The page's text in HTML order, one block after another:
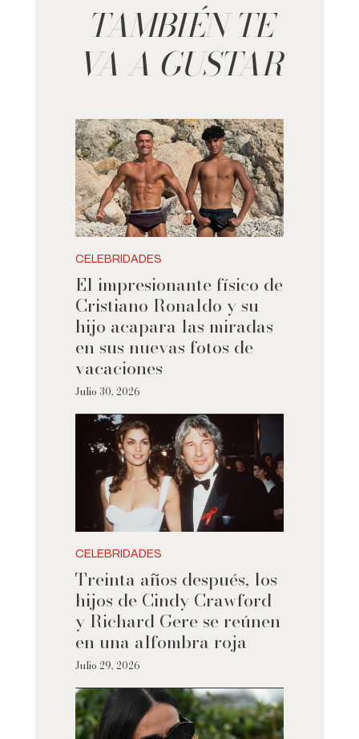
TAMBIÉN TE
VA A GUSTAR
CELEBRIDADES
El impresionante físico de
Cristiano Ronaldo y su
hijo acapara las miradas
en sus nuevas fotos de
vacaciones
Julio 30, 2026
CELEBRIDADES
Treinta años después, los
hijos de Cindy Crawford
y Richard Gere se reúnen
en una alfombra roja
Julio 29, 2026